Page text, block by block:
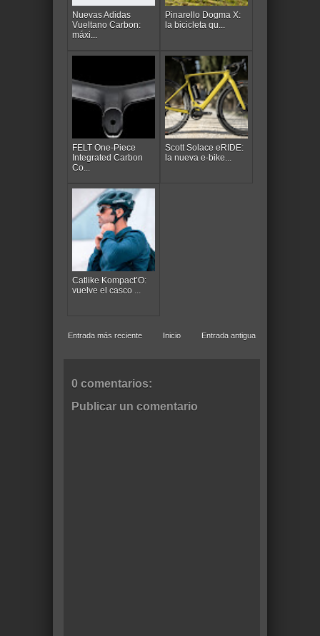
Nuevas Adidas
Vueltano Carbon:
máxi...
Pinarello Dogma X:
la bicicleta qu...
FELT One-Piece
Integrated Carbon
Co...
Scott Solace eRIDE:
la nueva e-bike...
Catlike Kompact’O:
vuelve el casco ...
Entrada más reciente Entrada antigua
Inicio
0 comentarios:
Publicar un comentario